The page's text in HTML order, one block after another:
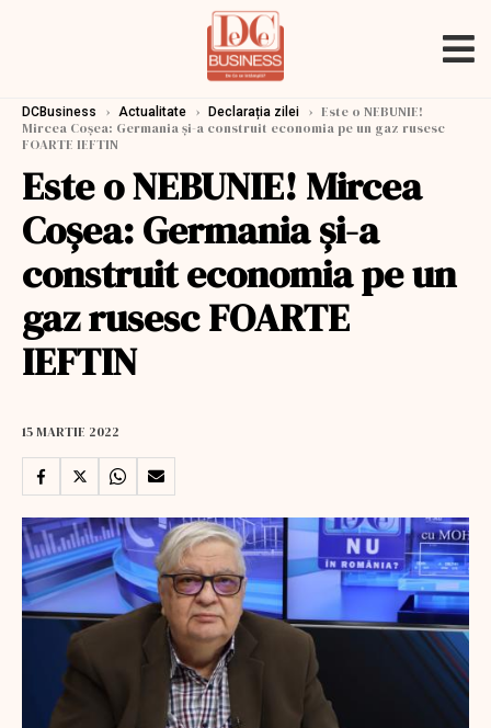
DCBusiness › Actualitate › Declarația zilei › Este o NEBUNIE!
Mircea Coșea: Germania și-a construit economia pe un gaz rusesc
FOARTE IEFTIN
Este o NEBUNIE! Mircea
Coșea: Germania și-a
construit economia pe un
gaz rusesc FOARTE
IEFTIN
15 MARTIE 2022